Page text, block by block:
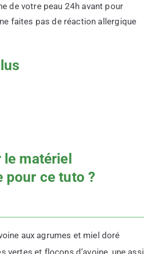
de votre peau 24h avant pour
faites pas de réaction allergique
le matériel
pour ce tuto ?
aux agrumes et miel doré